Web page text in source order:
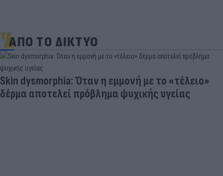
ΑΠΟ ΤΟ ΔΙΚΤΥΟ
Skin dysmorphia: Όταν η εμμονή με το «τέλειο»
δέρμα αποτελεί πρόβλημα ψυχικής υγείας